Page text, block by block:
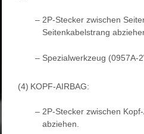
– 2P-Stecker zwischen
Seitenkabelstrang
– Spezialwerkzeug (0957A-
(4) KOPF-AIRBAG:
– 2P-Stecker zwischen
abziehen.